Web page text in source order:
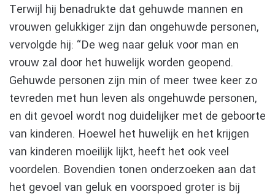
Terwijl hij benadrukte dat gehuwde mannen en
vrouwen gelukkiger zijn dan ongehuwde personen,
vervolgde hij: “De weg naar geluk voor man en
vrouw zal door het huwelijk worden geopend.
Gehuwde personen zijn min of meer twee keer zo
tevreden met hun leven als ongehuwde personen,
en dit gevoel wordt nog duidelijker met de geboorte
van kinderen. Hoewel het huwelijk en het krijgen
van kinderen moeilijk lijkt, heeft het ook veel
voordelen. Bovendien tonen onderzoeken aan dat
het gevoel van geluk en voorspoed groter is bij